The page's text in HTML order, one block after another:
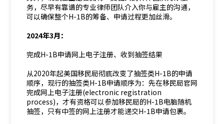
务，尽早有靠谱的专业律师团队介入你与雇主的沟通，
可以确保整个H-1B的筹备、申请过程更加丝滑。
2024年3月：
完成H-1B申请网上电子注册、收到抽签结果
从2020年起美国移民局彻底改变了抽签类H-1B的申请
顺序，现行的抽签类H-1B申请顺序为：先在移民局官网
完成网上电子注册(electronic registration
process)，才有资格可以参加移民局的H-1B电脑随机
抽签，只有中签的网上注册才能递交H-1B申请包裹。